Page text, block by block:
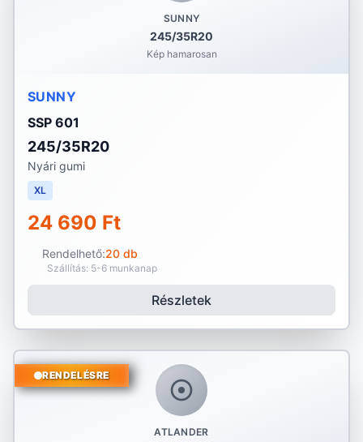
SUNNY
245/35R20
Kép hamarosan
SUNNY
SSP 601
245/35R20
Nyári gumi
XL
24 690 Ft
Rendelhető:20 db
Szállítás: 5-6 munkanap
Részletek
ATLANDER
RENDELÉSRE